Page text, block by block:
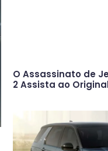
O Assassinato de
2 Assista ao